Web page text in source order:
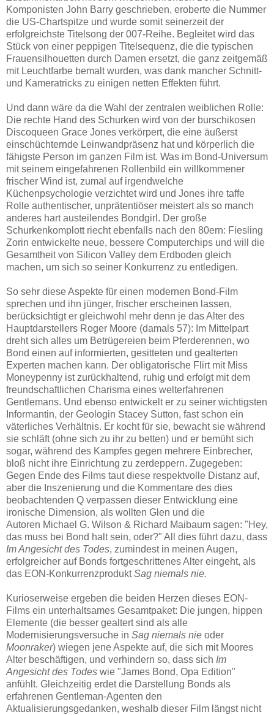
Komponisten John Barry geschrieben, eroberte die Nummer
die US-Chartspitze und wurde somit seinerzeit der
erfolgreichste Titelsong der 007-Reihe. Begleitet wird das
Stück von einer peppigen Titelsequenz, die die typischen
Frauensilhouetten durch Damen ersetzt, die ganz zeitgemäß
mit Leuchtfarbe bemalt wurden, was dank mancher Schnitt-
und Kameratricks zu einigen netten Effekten führt.
Und dann wäre da die Wahl der zentralen weiblichen Rolle:
Die rechte Hand des Schurken wird von der burschikosen
Discoqueen Grace Jones verkörpert, die eine äußerst
einschüchternde Leinwandpräsenz hat und körperlich die
fähigste Person im ganzen Film ist. Was im Bond-Universum
mit seinem eingefahrenen Rollenbild ein willkommener
frischer Wind ist, zumal auf irgendwelche
Küchenpsychologie verzichtet wird und Jones ihre taffe
Rolle authentischer, unprätentiöser meistert als so manch
anderes hart austeilendes Bondgirl. Der große
Schurkenkomplott riecht ebenfalls nach den 80ern: Fiesling
Zorin entwickelte neue, bessere Computerchips und will die
Gesamtheit von Silicon Valley dem Erdboden gleich
machen, um sich so seiner Konkurrenz zu entledigen.
So sehr diese Aspekte für einen modernen Bond-Film
sprechen und ihn jünger, frischer erscheinen lassen,
berücksichtigt er gleichwohl mehr denn je das Alter des
Hauptdarstellers Roger Moore (damals 57): Im Mittelpart
dreht sich alles um Betrügereien beim Pferderennen, wo
Bond einen auf informierten, gesitteten und gealterten
Experten machen kann. Der obligatorische Flirt mit Miss
Moneypenny ist zurückhaltend, ruhig und erfolgt mit dem
freundschaftlichen Charisma eines welterfahrenen
Gentlemans. Und ebenso entwickelt er zu seiner wichtigsten
Informantin, der Geologin Stacey Sutton, fast schon ein
väterliches Verhältnis. Er kocht für sie, bewacht sie während
sie schläft (ohne sich zu ihr zu betten) und er bemüht sich
sogar, während des Kampfes gegen mehrere Einbrecher,
bloß nicht ihre Einrichtung zu zerdeppern. Zugegeben:
Gegen Ende des Films taut diese respektvolle Distanz auf,
aber die Inszenierung und die Kommentare des dies
beobachtenden Q verpassen dieser Entwicklung eine
ironische Dimension, als wollten Glen und die
Autoren Michael G. Wilson & Richard Maibaum sagen: "Hey,
das muss bei Bond halt sein, oder?" All dies führt dazu, dass
Im Angesicht des Todes, zumindest in meinen Augen,
erfolgreicher auf Bonds fortgeschrittenes Alter eingeht, als
das EON-KonkurrenzproduktSag niemals nie.
Kurioserweise ergeben die beiden Herzen dieses EON-
Films ein unterhaltsames Gesamtpaket: Die jungen, hippen
Elemente (die besser gealtert sind als alle
Modernisierungsversuche in Sag niemals nie oder
Moonraker) wiegen jene Aspekte auf, die sich mit Moores
Alter beschäftigen, und verhindern so, dass sich Im
Angesicht des Todes wie "James Bond, Opa Edition"
anfühlt. Gleichzeitig erdet die Darstellung Bonds als
erfahrenen Gentleman-Agenten den
Aktualisierungsgedanken, weshalb dieser Film längst nicht